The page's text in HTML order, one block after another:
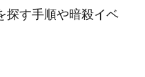
探す手順や暗殺イベ